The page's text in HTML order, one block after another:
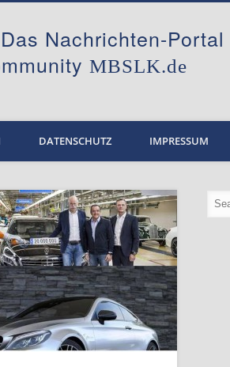
Das Nachrichten-
MBSLK.de
DATENSCHUTZ IMPRESSUM